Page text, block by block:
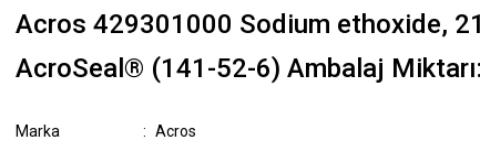
Acros 429301000 Sodium ethoxide,
AcroSeal® (141-52-6) Ambalaj
Marka
Acros